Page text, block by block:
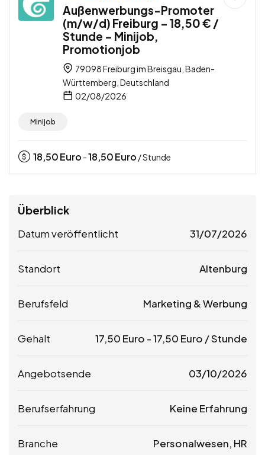
Außenwerbungs-Promoter
(m/w/d) Freiburg – 18,50 € /
Stunde – Minijob,
Promotionjob
79098 Freiburg im Breisgau, Baden-
Württemberg, Deutschland
02/08/2026
Minijob
18,50Euro -18,50Euro / Stunde
Überblick
Datum veröffentlicht 31/07/2026
Standort Altenburg
Berufsfeld Marketing & Werbung
Gehalt 17,50 Euro -17,50 Euro / Stunde
Angebotsende 03/10/2026
Berufserfahrung Keine Erfahrung
Branche Personalwesen, HR